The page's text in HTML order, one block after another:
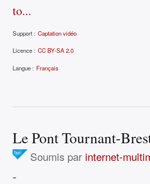
to...
Support : Captation vidéo
Licence : CC BY-SA 2.0
Langue : Français
Le Pont Tournant-
Soumis par internet-
-